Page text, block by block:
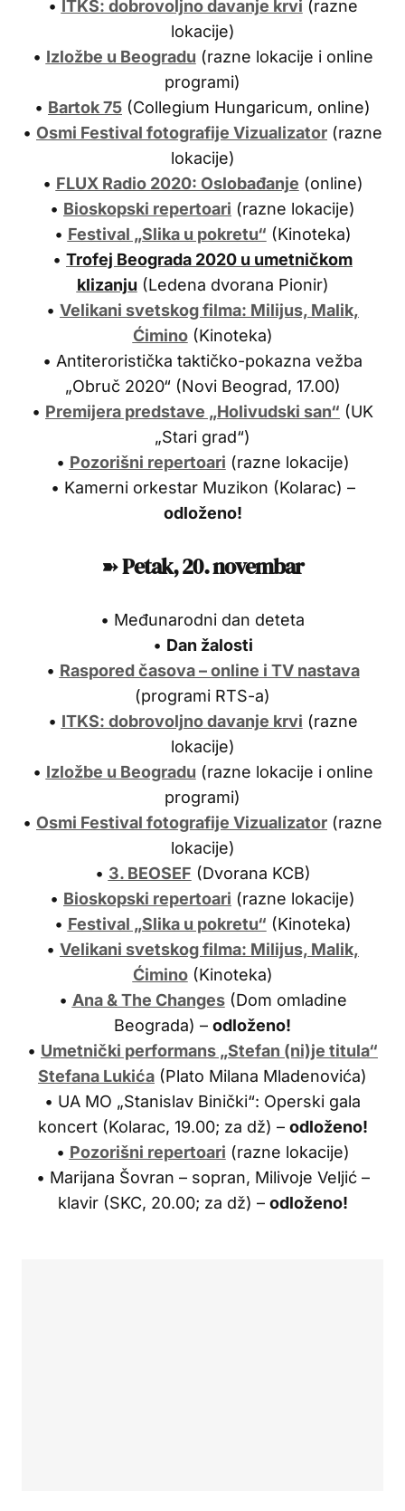
• ITKS: dobrovoljno davanje krvi (razne
lokacije)
• Izložbe u Beogradu (razne lokacije i online
programi)
• Bartok 75 (Collegium Hungaricum, online)
• Osmi Festival fotografije Vizualizator (razne
lokacije)
• FLUX Radio 2020: Oslobađanje (online)
• Bioskopski repertoari (razne lokacije)
• Festival „Slika u pokretu“ (Kinoteka)
• Trofej Beograda 2020 u umetničkom
klizanju (Ledena dvorana Pionir)
• Velikani svetskog filma: Milijus, Malik,
Ćimino(Kinoteka)
• Antiteroristička taktičko-pokazna vežba
„Obruč 2020“ (Novi Beograd, 17.00)
• Premijera predstave „Holivudski san“ (UK
„Stari grad“)
• Pozorišni repertoari (razne lokacije)
• Kamerni orkestar Muzikon (Kolarac) –
odloženo!
➽Petak, 20. novembar
• Međunarodni dan deteta
• Dan žalosti
• Raspored časova – online i TV nastava
(programi RTS-a)
• ITKS: dobrovoljno davanje krvi (razne
lokacije)
• Izložbe u Beogradu (razne lokacije i online
programi)
• Osmi Festival fotografije Vizualizator (razne
lokacije)
• 3. BEOSEF (Dvorana KCB)
• Bioskopski repertoari (razne lokacije)
• Festival „Slika u pokretu“ (Kinoteka)
• Velikani svetskog filma: Milijus, Malik,
Ćimino(Kinoteka)
• Ana & The Changes(Dom omladine
Beograda) – odloženo!
• Umetnički performans „Stefan (ni)je titula“
Stefana Lukića (Plato Milana Mladenovića)
• UA MO „Stanislav Binički“: Operski gala
koncert (Kolarac, 19.00; za dž) – odloženo!
• Pozorišni repertoari (razne lokacije)
• Marijana Šovran – sopran, Milivoje Veljić –
klavir (SKC, 20.00; za dž) – odloženo!